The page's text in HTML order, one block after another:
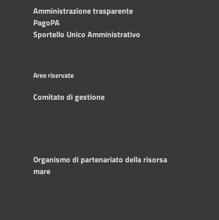
Amministrazione trasparente
PagoPA
Sportello Unico Amministrativo
Aree riservate
Comitato di gestione
Organismo di partenariato della risorsa
mare